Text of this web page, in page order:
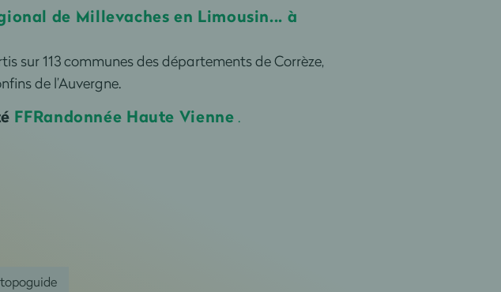
de Millevaches en Limousin... à
sur 113 communes des départements de Corrèze,
de l’Auvergne.
FFRandonnée Haute Vienne .
topoguide